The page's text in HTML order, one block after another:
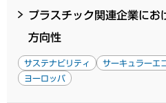
プラスチック関連企業にお
方向性
サステナビリティ サーキュラーエ
ヨーロッパ